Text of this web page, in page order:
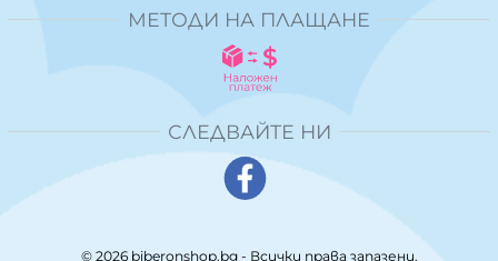
МЕТОДИ НА ПЛАЩАНЕ
СЛЕДВАЙТЕ НИ
© 2026 biberonshop.bg- Всички права запазени.